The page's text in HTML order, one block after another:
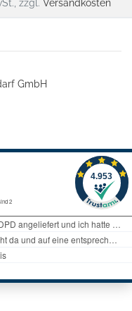
zzgl. Versandkosten
GmbH